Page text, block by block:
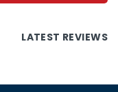
LATEST REVIEWS